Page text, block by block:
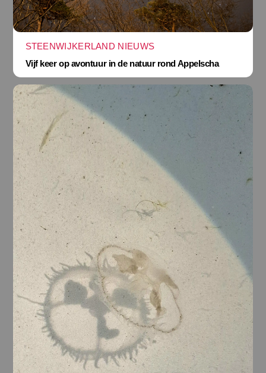
STEENWIJKERLAND NIEUWS
Vijf keer op avontuur in de natuur rond Appelscha